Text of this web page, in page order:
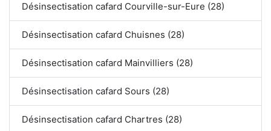
Désinsectisation cafard Courville-sur-Eure (28)
Désinsectisation cafard Chuisnes (28)
Désinsectisation cafard Mainvilliers (28)
Désinsectisation cafard Sours (28)
Désinsectisation cafard Chartres (28)